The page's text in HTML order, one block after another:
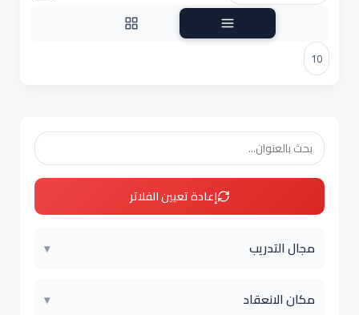
إعادة تعيين الفلاتر
مجال التدريب ▾
مكان الانعقاد ▾